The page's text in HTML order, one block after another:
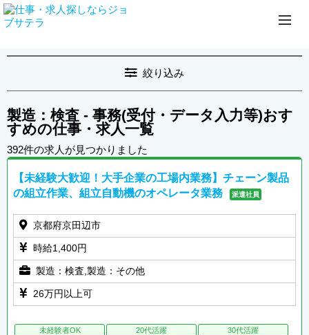
製造：検査 - 事務(受付・データ入力等)おす
すめの仕事・求人一覧
392件の求人が見つかりました
【未経験大歓迎！大手企業の工場内業務】チェーン製品
の組立作業、組立自動機のオペレータ業務
派遣社員
京都府京田辺市
時給1,400円
製造：検査,製造：その他
26万円以上可
未経験者OK 20代活躍
30代活躍
絞り込み